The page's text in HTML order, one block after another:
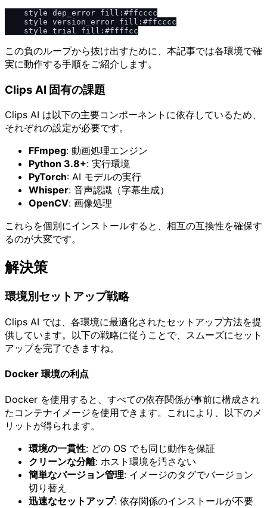
    style dep_error fill:#ffcccc
    style version_error fill:#ffcccc
この負のループから抜け出すために、本記事では各環境で確
実に動作する手順をご紹介します。
Clips AI 固有の課題
Clips AI は以下の主要コンポーネントに依存しているため、
それぞれの設定が必要です。
FFmpeg: 動画処理エンジン
Python 3.8+: 実行環境
PyTorch: AI モデルの実行
Whisper: 音声認識（字幕生成）
OpenCV: 画像処理
これらを個別にインストールすると、相互の互換性を確保す
るのが大変です。
解決策
環境別セットアップ戦略
Clips AI では、各環境に最適化されたセットアップ方法を提
供しています。以下の戦略に従うことで、スムーズにセット
アップを完了できますね。
Docker 環境の利点
Docker を使用すると、すべての依存関係が事前に構成され
たコンテナイメージを使用できます。これにより、以下のメ
リットが得られます。
環境の一貫性: どの OS でも同じ動作を保証
クリーンな分離: ホスト環境を汚さない
簡単なバージョン管理: イメージのタグでバージョン
切り替え
迅速なセットアップ: 依存関係のインストールが不要